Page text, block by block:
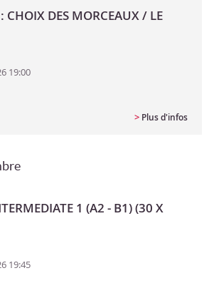
CHOIX DES MORCEAUX / LE
19:00
> Plus d'infos
1 (A2 - B1) (30 X
19:45